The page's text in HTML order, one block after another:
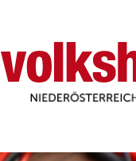
Niederösterreich